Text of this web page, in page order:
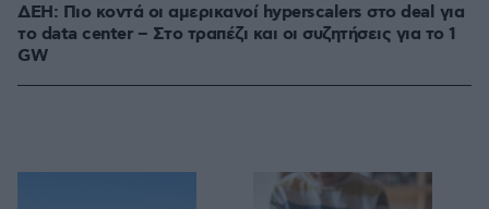
ΔΕΗ: Πιο κοντά οι αμερικανοί hyperscalers στο deal για
το data center – Στο τραπέζι και οι συζητήσεις για το 1
GW